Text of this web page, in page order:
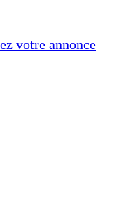
votre annonce